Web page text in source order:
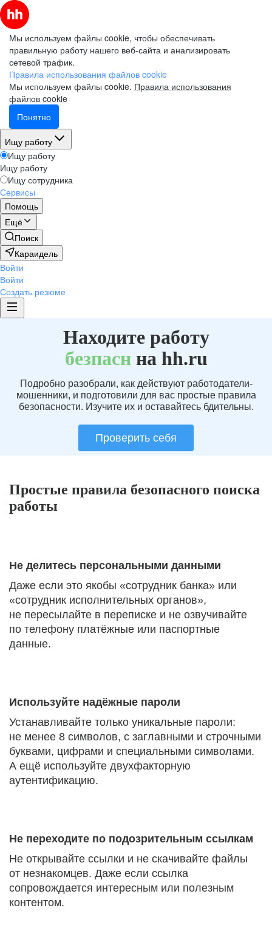
Мы используем файлы cookie, чтобы обеспечивать
правильную работу нашего веб-сайта и анализировать
сетевой трафик.
Правила использования файлов cookie
Мы используем файлы cookie. Правила использования
файлов cookie
Понятно
Ищу работу
Ищу работу
Ищу работу
Ищу сотрудника
Сервисы
Помощь
Ещё
Поиск
Караидель
Войти
Войти
Создать резюме
Находите работу
безпаснна hh.ru
Подробно разобрали, как действуют работодатели-
мошенники, и подготовили для вас простые правила
безопасности. Изучите их и оставайтесь бдительны.
Проверить себя
Простые правила безопасного поиска
работы
Не делитесь персональными данными
Даже если это якобы «сотрудник банка» или
«сотрудник исполнительных органов»,
не пересылайте в переписке и не озвучивайте
по телефону платёжные или паспортные
данные.
Используйте надёжные пароли
Устанавливайте только уникальные пароли:
не менее 8 символов, с заглавными и строчными
буквами, цифрами и специальными символами.
А ещё используйте двухфакторную
аутентификацию.
Не переходите по подозрительным ссылкам
Не открывайте ссылки и не скачивайте файлы
от незнакомцев. Даже если ссылка
сопровождается интересным или полезным
контентом.